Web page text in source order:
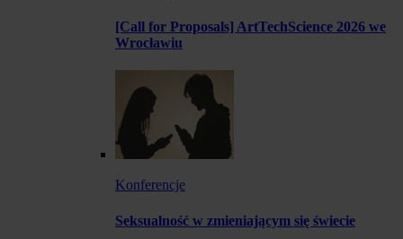
[Call for Proposals] ArtTechScience 2026 we
Wrocławiu
Konferencje
Seksualność w zmieniającym się świecie